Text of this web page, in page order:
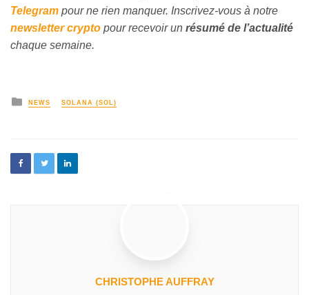
Telegram pour ne rien manquer. Inscrivez-vous à notre
newsletter crypto pour recevoir un résumé de l’actualité
chaque semaine.
NEWS SOLANA (SOL)
CHRISTOPHE AUFFRAY